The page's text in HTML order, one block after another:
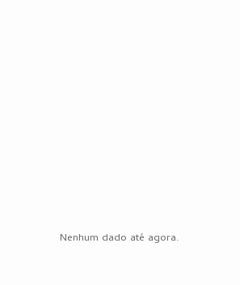
Nenhum dado até agora.